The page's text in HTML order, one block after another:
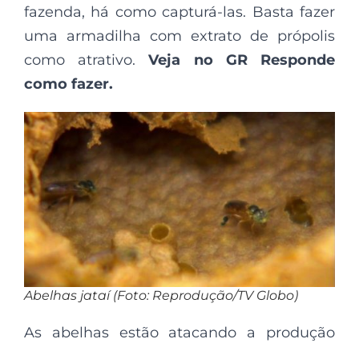
fazenda, há como capturá-las. Basta fazer
uma armadilha com extrato de própolis
como atrativo.Veja no GR Responde
como fazer.
Abelhas jataí (Foto: Reprodução/TV Globo)
As abelhas estão atacando a produção